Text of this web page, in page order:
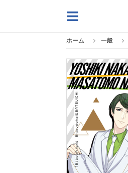
ホーム 一般